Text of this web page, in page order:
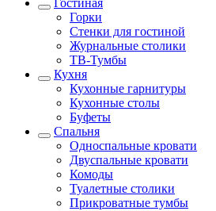
Гостиная
Горки
Стенки для гостиной
Журнальные столики
TВ-Тумбы
Кухня
Кухонные гарнитуры
Кухонные столы
Буфеты
Спальня
Односпальные кровати
Двуспальные кровати
Комоды
Туалетные столики
Прикроватные тумбы